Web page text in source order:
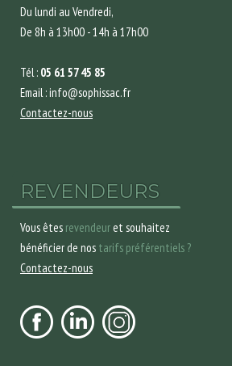
Du lundi au Vendredi,
De 8h à 13h00 - 14h à 17h00
Tél : 05 61 57 45 85
Email : info@sophissac.fr
Contactez-nous
REVENDEURS
Vous êtes revendeur et souhaitez
bénéficier de nos tarifs préférentiels ?
Contactez-nous